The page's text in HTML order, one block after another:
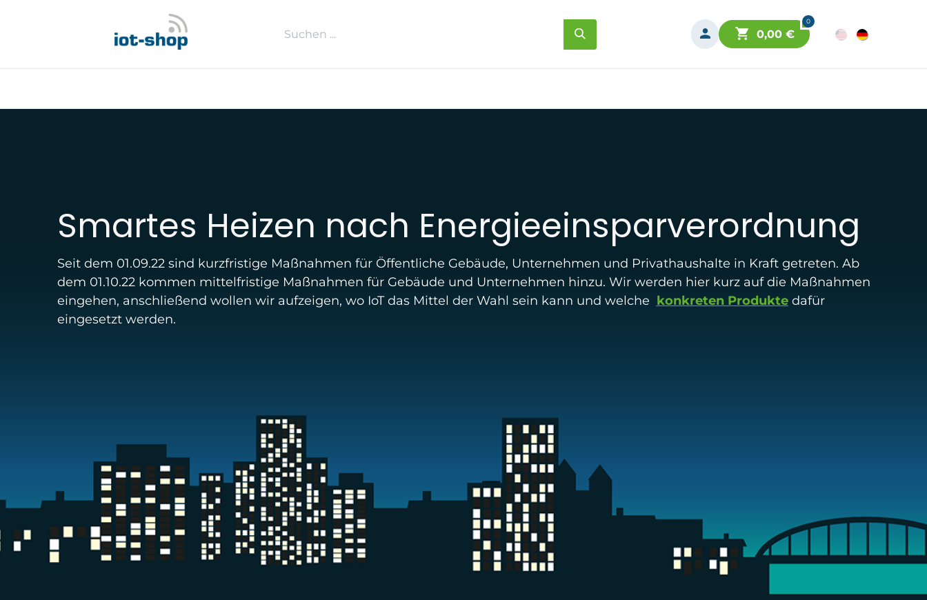
0
0,00€
Smartes Heizen nach Energieeinsparverordnung
Seit dem 01.09.22 sind kurzfristige Maßnahmen für Öffentliche Gebäude, Unternehmen und Privathaushalte in Kraft getreten. Ab
dem 01.10.22 kommen mittelfristige Maßnahmen für Gebäude und Unternehmen hinzu. Wir werden hier kurz auf die Maßnahmen
eingehen, anschließend wollen wir aufzeigen, wo IoT das Mittel der Wahl sein kann und welche konkreten Produktedafür
eingesetzt werden.